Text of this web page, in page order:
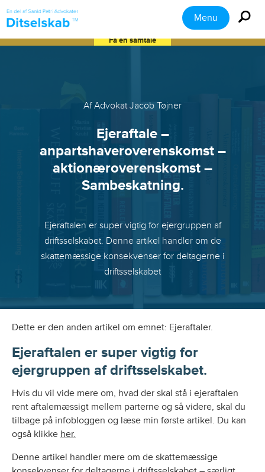
Menu
Af Advokat Jacob Tøjner
Ejeraftale –
anpartshaveroverenskomst –
aktionæroverenskomst –
Sambeskatning.
Ejeraftalen er super vigtig for ejergruppen af
driftsselskabet. Denne artikel handler om de
skattemæssige konsekvenser for deltagerne i
driftsselskabet
Få en samtale
Dette er den anden artikel om emnet: Ejeraftaler.
Ejeraftalen er super vigtig for
ejergruppen af driftsselskabet.
Hvis du vil vide mere om, hvad der skal stå i ejeraftalen
rent aftalemæssigt mellem parterne og så videre, skal du
tilbage på infobloggen og læse min første artikel. Du kan
også klikke her.
Denne artikel handler mere om de skattemæssige